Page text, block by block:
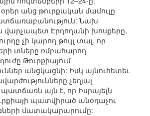
անց թուրքական մամուլը
Նախ
վարչապետ Էրդողանի խոսքերը,
չի կարող թույլ տալ, որ
տները ռմբահարող
Թուրքիայում
անցկացնի: Իսկ այնուհետեւ
չեղյալ
այն է, որ Իսրայելն
պատվիրած անօդաչու
մատակարարումը: